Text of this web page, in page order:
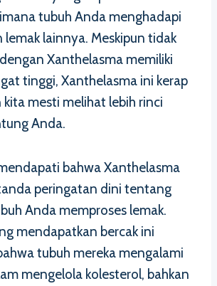
tubuh Anda menghadapi
lemak lainnya. Meskipun tidak
Xanthelasma memiliki
tinggi, Xanthelasma ini kerap
mesti melihat lebih rinci
Anda.
bahwa Xanthelasma
peringatan dini tentang
Anda memproses lemak.
mendapatkan bercak ini
tubuh mereka mengalami
mengelola kolesterol, bahkan